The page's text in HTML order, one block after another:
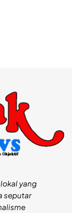
yang
seputar